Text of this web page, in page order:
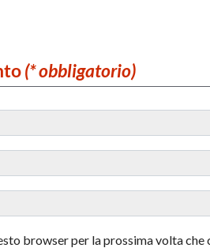
(* obbligatorio)
browser per la prossima volta che